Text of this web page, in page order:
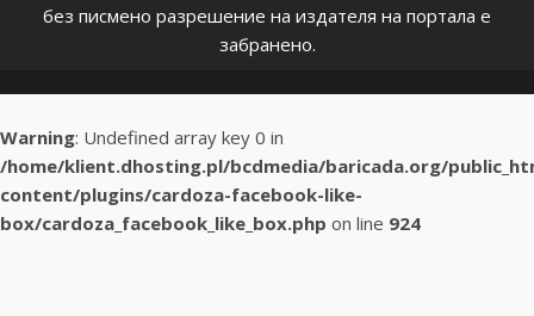
без писмено разрешение на издателя на портала е
забранено.
Warning: Undefined array key 0 in
/home/klient.dhosting.pl/bcdmedia/baricada.org/
content/plugins/cardoza-facebook-like-
box/cardoza_facebook_like_box.php on line 924